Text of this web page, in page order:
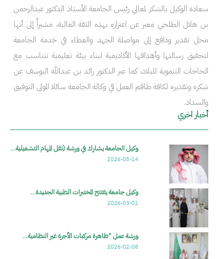
سعادة الوكيل بالشكر لمعالي رئيس الجامعة الأستاذ الدكتور عبدالرحمن
بن هلال الطلحي معبر عن اعتزازه بهذه الثقة الغالية، مشيراً إلى أنها
محل تقدير ودافع إلى مواصلة الجهد والعطاء في خدمة الجامعة
لتحقيق رسالتها وأهدافها الأكاديمية لبناء بيئة تعليمية تتناسب مع
الحاجات التنموية للبلاد، كما عبر الدكتور رائد بن عبدالله اليوسف عن
شكره وتقديره لكافة طاقم العمل في وكالة الجامعة سائلا المولى التوفيق
والسداد.
أخبار اخري
وكيل الجامعة يشارك في ورشة (نقل المهام التشغيلية…
2026-05-14
وكيل جامعة يفتتح المختبرات الطبية الجديدة…
2026-03-01
ورشة عمل "ظاهرة مركبات الأجرة غير النظامية…
2026-02-08